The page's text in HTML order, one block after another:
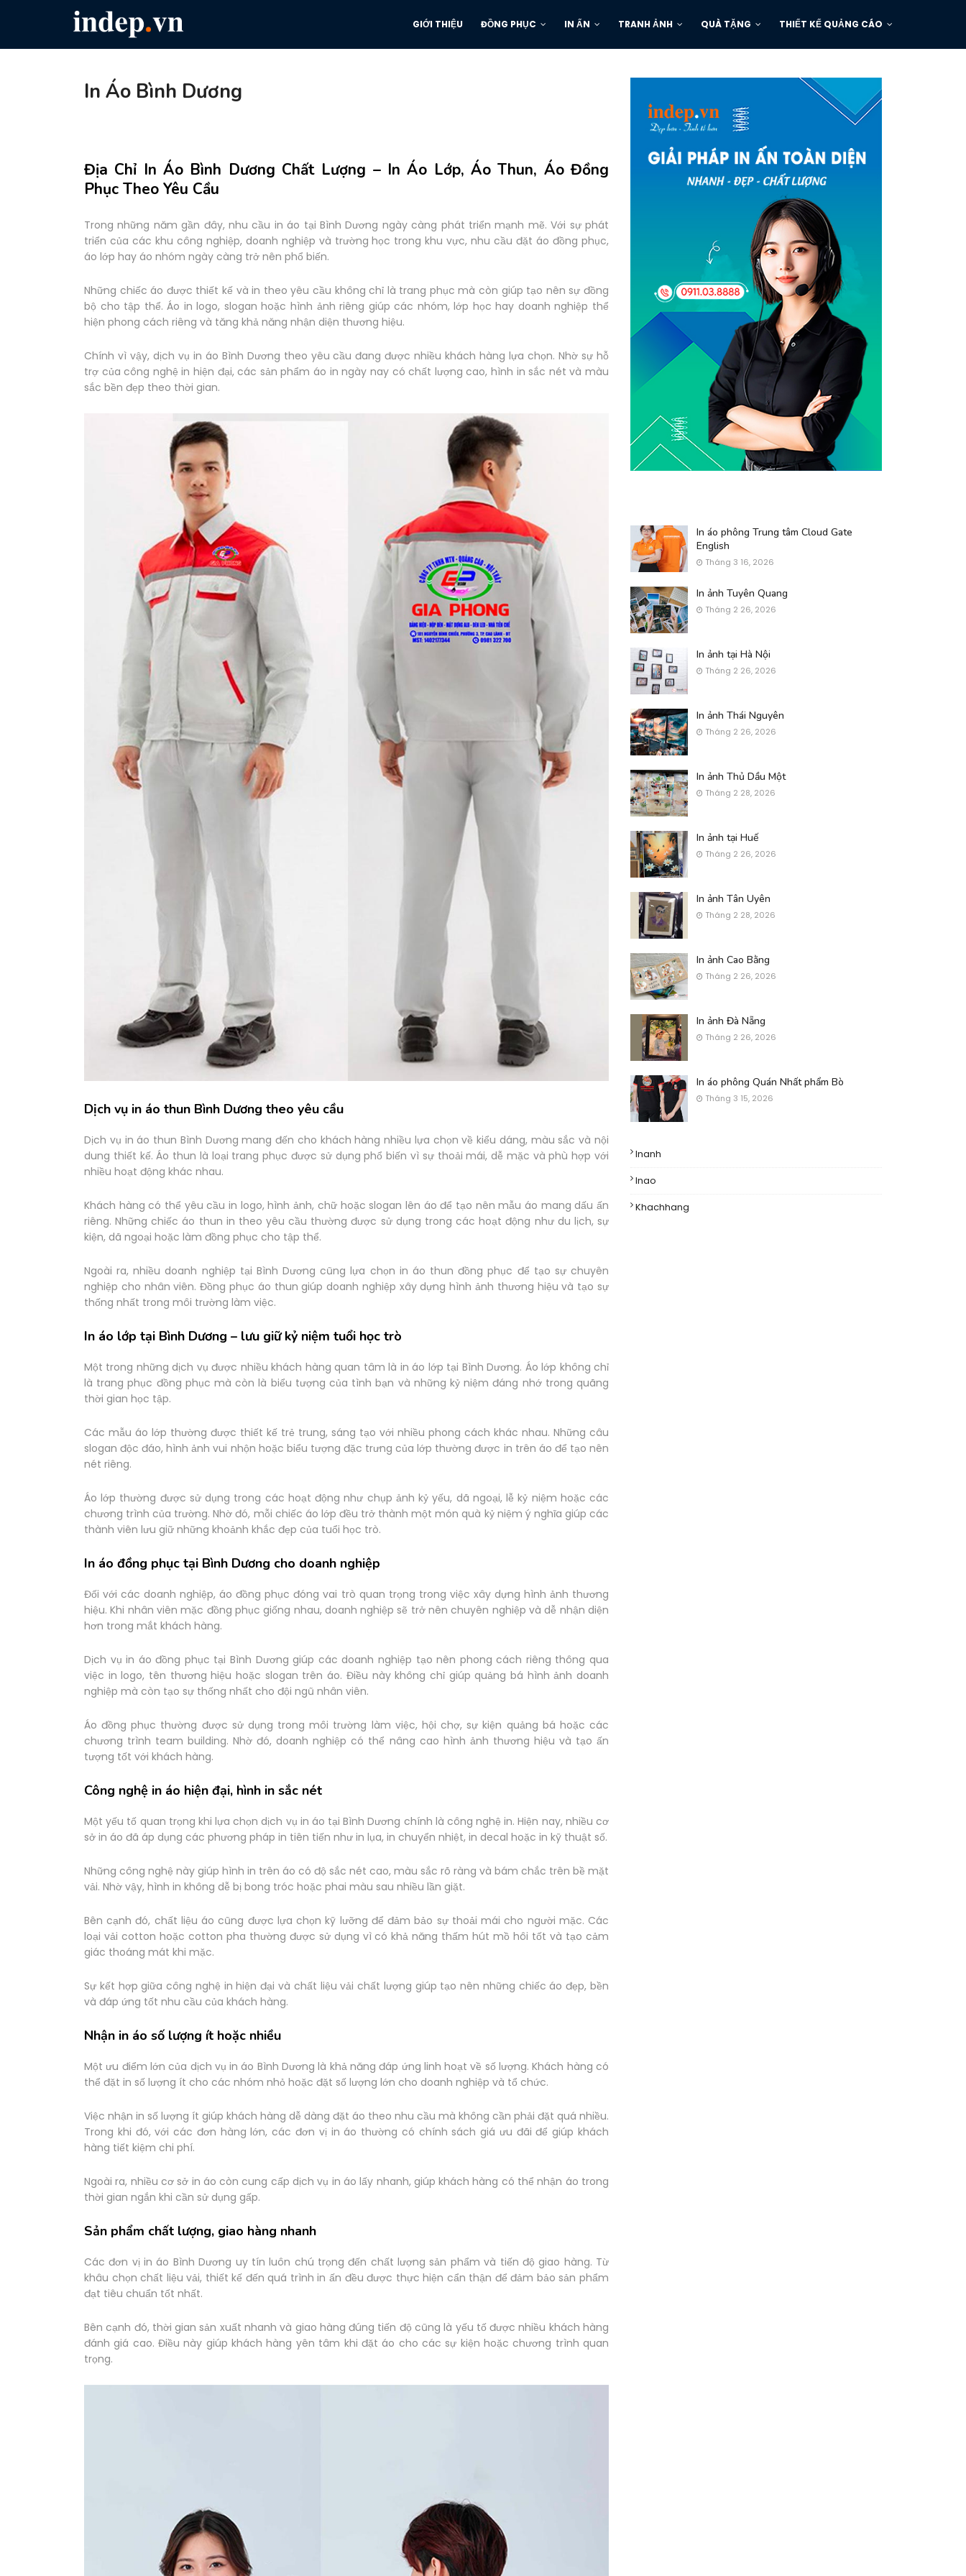
GIỚI THIỆU ĐỒNG PHỤC IN ẤN TRANH ẢNH QUÀ TẶNG THIẾT KẾ QUẢNG CÁO
In Áo Bình Dương
Địa Chỉ In Áo Bình Dương Chất Lượng – In Áo Lớp, Áo Thun, Áo Đồng
Phục Theo Yêu Cầu
Trong những năm gần đây, nhu cầu in áo tại Bình Dương ngày càng phát triển mạnh mẽ. Với sự phát
triển của các khu công nghiệp, doanh nghiệp và trường học trong khu vực, nhu cầu đặt áo đồng phục,
áo lớp hay áo nhóm ngày càng trở nên phổ biến.
Những chiếc áo được thiết kế và in theo yêu cầu không chỉ là trang phục mà còn giúp tạo nên sự đồng
bộ cho tập thể. Áo in logo, slogan hoặc hình ảnh riêng giúp các nhóm, lớp học hay doanh nghiệp thể
hiện phong cách riêng và tăng khả năng nhận diện thương hiệu.
Chính vì vậy, dịch vụ in áo Bình Dương theo yêu cầu đang được nhiều khách hàng lựa chọn. Nhờ sự hỗ
trợ của công nghệ in hiện đại, các sản phẩm áo in ngày nay có chất lượng cao, hình in sắc nét và màu
sắc bền đẹp theo thời gian.
Dịch vụ in áo thun Bình Dương theo yêu cầu
Dịch vụ in áo thun Bình Dương mang đến cho khách hàng nhiều lựa chọn về kiểu dáng, màu sắc và nội
dung thiết kế. Áo thun là loại trang phục được sử dụng phổ biến vì sự thoải mái, dễ mặc và phù hợp với
nhiều hoạt động khác nhau.
Khách hàng có thể yêu cầu in logo, hình ảnh, chữ hoặc slogan lên áo để tạo nên mẫu áo mang dấu ấn
riêng. Những chiếc áo thun in theo yêu cầu thường được sử dụng trong các hoạt động như du lịch, sự
kiện, dã ngoại hoặc làm đồng phục cho tập thể.
Ngoài ra, nhiều doanh nghiệp tại Bình Dương cũng lựa chọn in áo thun đồng phục để tạo sự chuyên
nghiệp cho nhân viên. Đồng phục áo thun giúp doanh nghiệp xây dựng hình ảnh thương hiệu và tạo sự
thống nhất trong môi trường làm việc.
In áo lớp tại Bình Dương – lưu giữ kỷ niệm tuổi học trò
Một trong những dịch vụ được nhiều khách hàng quan tâm là in áo lớp tại Bình Dương. Áo lớp không chỉ
là trang phục đồng phục mà còn là biểu tượng của tình bạn và những kỷ niệm đáng nhớ trong quãng
thời gian học tập.
Các mẫu áo lớp thường được thiết kế trẻ trung, sáng tạo với nhiều phong cách khác nhau. Những câu
slogan độc đáo, hình ảnh vui nhộn hoặc biểu tượng đặc trưng của lớp thường được in trên áo để tạo nên
nét riêng.
Áo lớp thường được sử dụng trong các hoạt động như chụp ảnh kỷ yếu, dã ngoại, lễ kỷ niệm hoặc các
chương trình của trường. Nhờ đó, mỗi chiếc áo lớp đều trở thành một món quà kỷ niệm ý nghĩa giúp các
thành viên lưu giữ những khoảnh khắc đẹp của tuổi học trò.
In áo đồng phục tại Bình Dương cho doanh nghiệp
Đối với các doanh nghiệp, áo đồng phục đóng vai trò quan trọng trong việc xây dựng hình ảnh thương
hiệu. Khi nhân viên mặc đồng phục giống nhau, doanh nghiệp sẽ trở nên chuyên nghiệp và dễ nhận diện
hơn trong mắt khách hàng.
Dịch vụ in áo đồng phục tại Bình Dương giúp các doanh nghiệp tạo nên phong cách riêng thông qua
việc in logo, tên thương hiệu hoặc slogan trên áo. Điều này không chỉ giúp quảng bá hình ảnh doanh
nghiệp mà còn tạo sự thống nhất cho đội ngũ nhân viên.
Áo đồng phục thường được sử dụng trong môi trường làm việc, hội chợ, sự kiện quảng bá hoặc các
chương trình team building. Nhờ đó, doanh nghiệp có thể nâng cao hình ảnh thương hiệu và tạo ấn
tượng tốt với khách hàng.
Công nghệ in áo hiện đại, hình in sắc nét
Một yếu tố quan trọng khi lựa chọn dịch vụ in áo tại Bình Dương chính là công nghệ in. Hiện nay, nhiều cơ
sở in áo đã áp dụng các phương pháp in tiên tiến như in lụa, in chuyển nhiệt, in decal hoặc in kỹ thuật số.
Những công nghệ này giúp hình in trên áo có độ sắc nét cao, màu sắc rõ ràng và bám chắc trên bề mặt
vải. Nhờ vậy, hình in không dễ bị bong tróc hoặc phai màu sau nhiều lần giặt.
Bên cạnh đó, chất liệu áo cũng được lựa chọn kỹ lưỡng để đảm bảo sự thoải mái cho người mặc. Các
loại vải cotton hoặc cotton pha thường được sử dụng vì có khả năng thấm hút mồ hôi tốt và tạo cảm
giác thoáng mát khi mặc.
Sự kết hợp giữa công nghệ in hiện đại và chất liệu vải chất lượng giúp tạo nên những chiếc áo đẹp, bền
và đáp ứng tốt nhu cầu của khách hàng.
Nhận in áo số lượng ít hoặc nhiều
Một ưu điểm lớn của dịch vụ in áo Bình Dương là khả năng đáp ứng linh hoạt về số lượng. Khách hàng có
thể đặt in số lượng ít cho các nhóm nhỏ hoặc đặt số lượng lớn cho doanh nghiệp và tổ chức.
Việc nhận in số lượng ít giúp khách hàng dễ dàng đặt áo theo nhu cầu mà không cần phải đặt quá nhiều.
Trong khi đó, với các đơn hàng lớn, các đơn vị in áo thường có chính sách giá ưu đãi để giúp khách
hàng tiết kiệm chi phí.
Ngoài ra, nhiều cơ sở in áo còn cung cấp dịch vụ in áo lấy nhanh, giúp khách hàng có thể nhận áo trong
thời gian ngắn khi cần sử dụng gấp.
Sản phẩm chất lượng, giao hàng nhanh
Các đơn vị in áo Bình Dương uy tín luôn chú trọng đến chất lượng sản phẩm và tiến độ giao hàng. Từ
khâu chọn chất liệu vải, thiết kế đến quá trình in ấn đều được thực hiện cẩn thận để đảm bảo sản phẩm
đạt tiêu chuẩn tốt nhất.
Bên cạnh đó, thời gian sản xuất nhanh và giao hàng đúng tiến độ cũng là yếu tố được nhiều khách hàng
đánh giá cao. Điều này giúp khách hàng yên tâm khi đặt áo cho các sự kiện hoặc chương trình quan
trọng.
In áo phông Trung tâm Cloud Gate
English
Tháng 3 16, 2026
In ảnh Tuyên Quang
Tháng 2 26, 2026
In ảnh tại Hà Nội
Tháng 2 26, 2026
In ảnh Thái Nguyên
Tháng 2 26, 2026
In ảnh Thủ Dầu Một
Tháng 2 28, 2026
In ảnh tại Huế
Tháng 2 26, 2026
In ảnh Tân Uyên
Tháng 2 28, 2026
In ảnh Cao Bằng
Tháng 2 26, 2026
In ảnh Đà Nẵng
Tháng 2 26, 2026
In áo phông Quán Nhất phẩm Bò
Tháng 3 15, 2026
Inanh
Inao
Khachhang